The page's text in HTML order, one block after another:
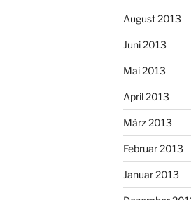
August 2013
Juni 2013
Mai 2013
April 2013
März 2013
Februar 2013
Januar 2013